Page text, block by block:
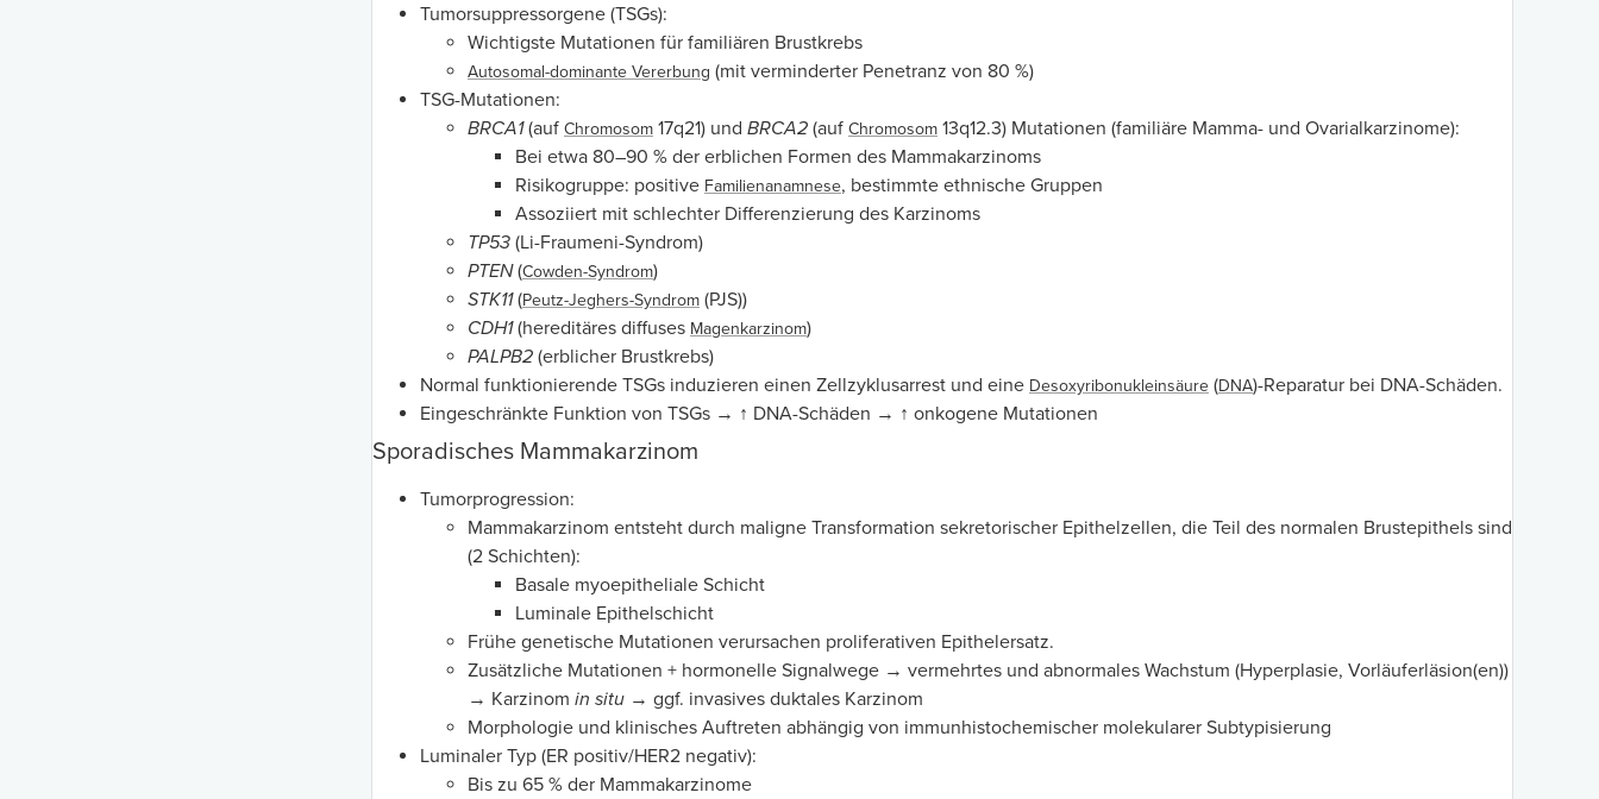
Tumorsuppressorgene (TSGs):
Wichtigste Mutationen für familiären Brustkrebs
Autosomal-dominante Vererbung (mit verminderter Penetranz von 80 %)
TSG-Mutationen:
BRCA1(auf Chromosom 17q21) und BRCA2 (auf Chromosom 13q12.3) Mutationen (familiäre Mamma- und Ovarialkarzinome):
Bei etwa 80–90 % der erblichen Formen des Mammakarzinoms
Risikogruppe: positive Familienanamnese, bestimmte ethnische Gruppen
Assoziiert mit schlechter Differenzierung des Karzinoms
TP53 (Li-Fraumeni-Syndrom)
PTEN(Cowden-Syndrom)
STK11(Peutz-Jeghers-Syndrom (PJS))
CDH1(hereditäres diffuses Magenkarzinom)
PALPB2 (erblicher Brustkrebs)
Normal funktionierende TSGs induzieren einen Zellzyklusarrest und eine Desoxyribonukleinsäure (DNA)-Reparatur bei DNA-Schäden.
Eingeschränkte Funktion von TSGs → ↑ DNA-Schäden → ↑ onkogene Mutationen
Sporadisches Mammakarzinom
Tumorprogression:
Mammakarzinom entsteht durch maligne Transformation sekretorischer Epithelzellen, die Teil des normalen Brustepithels sind
(2 Schichten):
Basale myoepitheliale Schicht
Luminale Epithelschicht
Frühe genetische Mutationen verursachen proliferativen Epithelersatz.
Zusätzliche Mutationen + hormonelle Signalwege → vermehrtes und abnormales Wachstum (Hyperplasie, Vorläuferläsion(en))
→ Karzinom in situ → ggf. invasives duktales Karzinom
Morphologie und klinisches Auftreten abhängig von immunhistochemischer molekularer Subtypisierung
Luminaler Typ (ER positiv/HER2 negativ):
Bis zu 65 % der Mammakarzinome